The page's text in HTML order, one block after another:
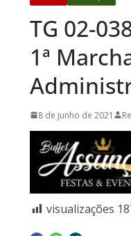
TG 02-
1ª
8 de junho de 2021
visualizações